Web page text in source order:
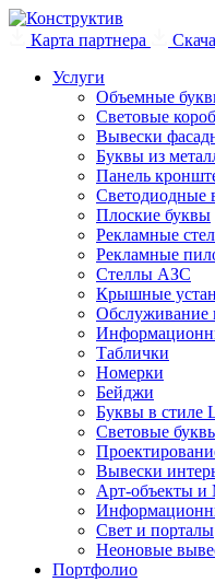
Карта партнера
Услуги
Объемные
Световые
Вывески
Буквы из
Панель
Светодиодные
Плоские буквы
Рекламные
Рекламные
Стеллы АЗС
Крышные
Обслуживание
Таблички
Номерки
Бейджи
Буквы в стиле
Световые
Вывески
Арт-объекты
Свет и порталы
Неоновые
Портфолио